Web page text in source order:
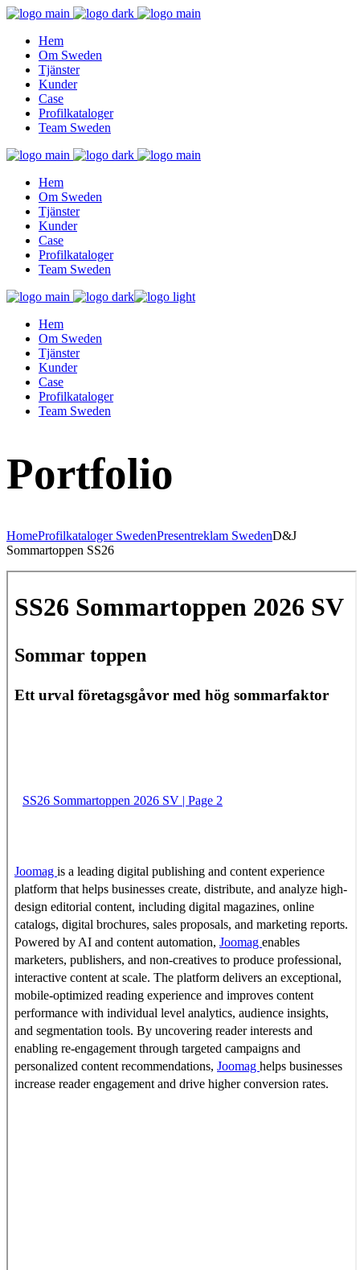
Hem
Om Sweden
Tjänster
Kunder
Case
Profilkataloger
Team Sweden
Hem
Om Sweden
Tjänster
Kunder
Case
Profilkataloger
Team Sweden
Hem
Om Sweden
Tjänster
Kunder
Case
Profilkataloger
Team Sweden
Portfolio
HomeProfilkataloger SwedenPresentreklam SwedenD&J
Sommartoppen SS26